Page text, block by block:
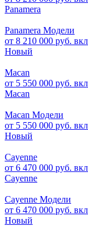
Panamera
Panamera Модели
от 8 210 000 руб.
Новый
Macan
от 5 550 000 руб.
Macan
Macan Модели
от 5 550 000 руб.
Новый
Cayenne
от 6 470 000 руб.
Cayenne
Cayenne Модели
от 6 470 000 руб.
Новый